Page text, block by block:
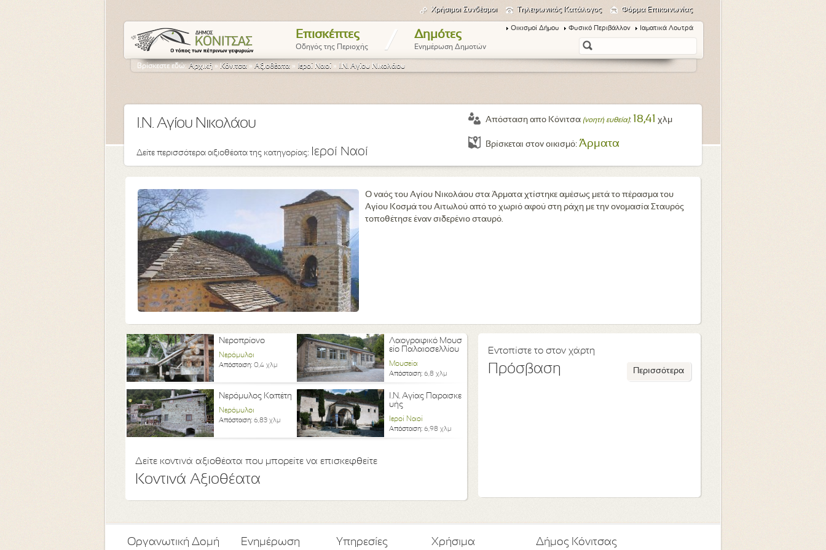
Χρήσιμοι Συνδέσμοι Τηλεφωνικός Κατάλογος Φόρμα Επικοινωνίας
Επισκέπτες
Οδηγός της Περιοχής / Δημότες
Ενημέρωση Δημοτών
Οικισμοί Δήμου Φυσικό Περιβάλλον Ιαματικά Λουτρά
Βρίσκεστε εδώ:Αρχική » Κόνιτσα » Αξιοθέατα » Ιεροί Ναοί » Ι.Ν. Αγίου Νικολάου
Ι.Ν. Αγίου Νικολάου
Δείτε περισσότερα αξιοθέατα της κατηγορίας: Ιεροί Ναοί
Απόσταση απο Κόνιτσα (νοητή ευθεία): 18,41 χλμ
Βρίσκεται στον οικισμό: Άρματα
Ο ναός του Αγίου Νικολάου στα Άρματα χτίστηκε αμέσως μετά το πέρασμα του
Αγίου Κοσμά του Αιτωλού από το χωριό αφού στη ράχη με την ονομασία Σταυρός
τοποθέτησε έναν σιδερένιο σταυρό.
Νεροπρίονο
Νερόμυλοι
Απόσταση: 0,4 χλμ
Λαογραφικό Μουσ
είο Παλαιοσελλίου
Μουσεία
Απόσταση: 6,8 χλμ
Νερόμυλος Καπέτη
Νερόμυλοι
Απόσταση: 6,83 χλμ
Ι.Ν. Αγίας Παρασκε
υής
Ιεροί Ναοί
Απόσταση: 6,98 χλμ
Δείτε κοντινά αξιοθέατα που μπορείτε να επισκεφθείτε
Κοντινά Αξιοθέατα
Εντοπίστε το στον χάρτη
Πρόσβαση Περισσότερα
Οργανωτική Δομή Ενημέρωση Υπηρεσίες Χρήσιμα Δήμος Κόνιτσας